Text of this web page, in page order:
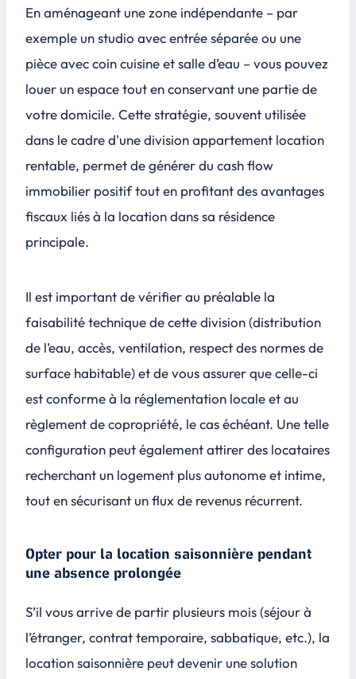
En aménageant une zone indépendante – par
exemple un studio avec entrée séparée ou une
pièce avec coin cuisine et salle d’eau – vous pouvez
louer un espace tout en conservant une partie de
votre domicile. Cette stratégie, souvent utilisée
dans le cadre d'une division appartement location
rentable, permet de générer du cash flow
immobilier positif tout en profitant des avantages
fiscaux liés à la location dans sa résidence
principale.
Il est important de vérifier au préalable la
faisabilité technique de cette division (distribution
de l’eau, accès, ventilation, respect des normes de
surface habitable) et de vous assurer que celle-ci
est conforme à la réglementation locale et au
règlement de copropriété, le cas échéant. Une telle
configuration peut également attirer des locataires
recherchant un logement plus autonome et intime,
tout en sécurisant un flux de revenus récurrent.
Opter pour la location saisonnière pendant
une absence prolongée
S’il vous arrive de partir plusieurs mois (séjour à
l’étranger, contrat temporaire, sabbatique, etc.), la
location saisonnière peut devenir une solution